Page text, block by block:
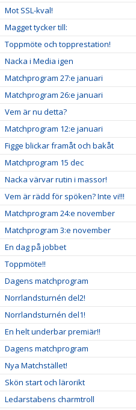
Mot SSL-kval!
Magget tycker till:
Toppmöte och topprestation!
Nacka i Media igen
Matchprogram 27:e januari
Matchprogram 26:e januari
Vem är nu detta?
Matchprogram 12:e januari
Figge blickar framåt och bakåt
Matchprogram 15 dec
Nacka värvar rutin i massor!
Vem är rädd för spöken? Inte vi!!!
Matchprogram 24:e november
Matchprogram 3:e november
En dag på jobbet
Toppmöte!!
Dagens matchprogram
Norrlandsturnén del2!
Norrlandsturnén del1!
En helt underbar premiär!!
Dagens matchprogram
Nya Matchstället!
Skön start och lärorikt
Ledarstabens charmtroll